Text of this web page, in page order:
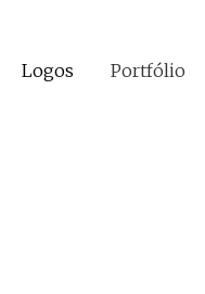
Logos Portfólio